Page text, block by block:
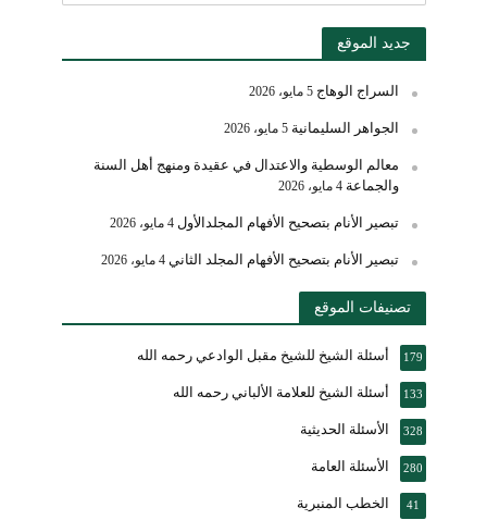
جديد الموقع
السراج الوهاج 5 مايو، 2026
الجواهر السليمانية 5 مايو، 2026
معالم الوسطية والاعتدال في عقيدة ومنهج أهل السنة
والجماعة 4 مايو، 2026
تبصير الأنام بتصحيح الأفهام المجلدالأول 4 مايو، 2026
تبصير الأنام بتصحيح الأفهام المجلد الثاني 4 مايو، 2026
تصنيفات الموقع
أسئلة الشيخ للشيخ مقبل الوادعي رحمه الله 179
أسئلة الشيخ للعلامة الألباني رحمه الله 133
الأسئلة الحديثية 328
الأسئلة العامة 280
الخطب المنبرية 41